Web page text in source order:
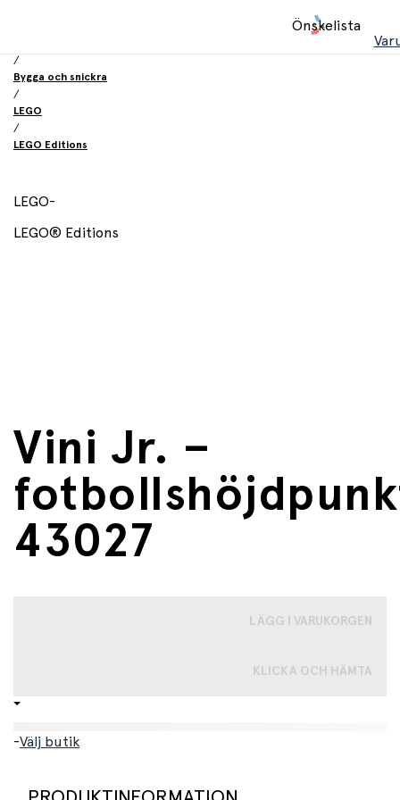
Önskelista
/
Bygga och snickra
/
LEGO
/
LEGO Editions
LEGO-
LEGO® Editions
Vini Jr. –
43027
LÄGG I VARUKORGEN
KLICKA OCH HÄMTA
-Välj butik